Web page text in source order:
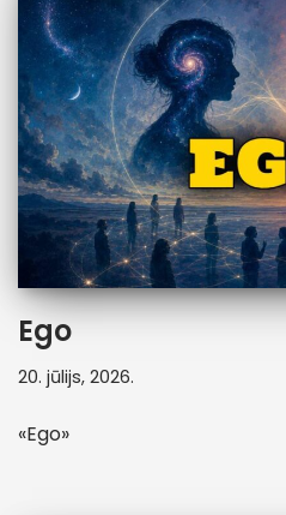
Ego
20. jūlijs, 2026.
«Ego»